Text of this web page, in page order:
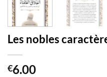
Les nobles
€6.00